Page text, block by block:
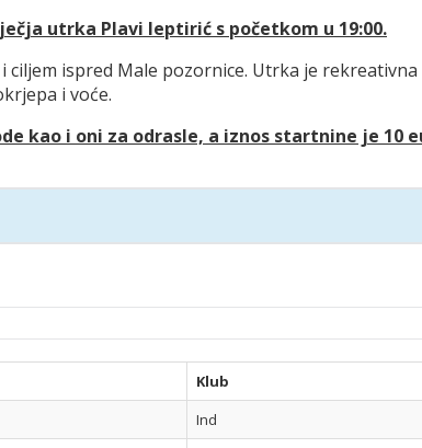
utrka Plavi leptirić s početkom u 19:00.
ispred Male pozornice. Utrka je
i voće.
kao i oni za odrasle, a iznos startnine je 10
Klub
Ind